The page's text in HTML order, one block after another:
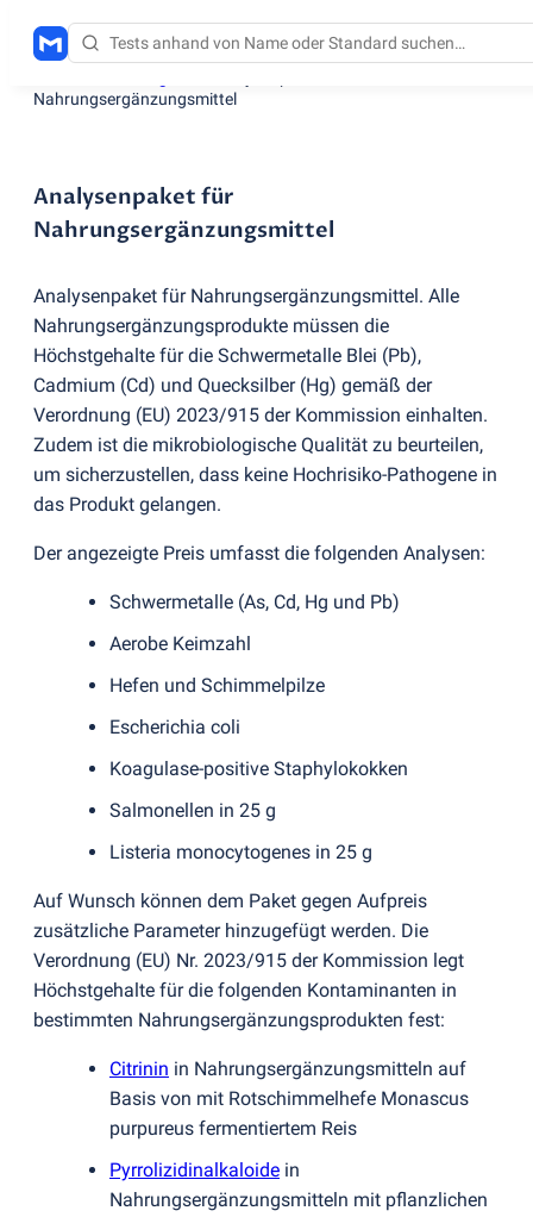
Nahrungsergänzungsmittel
Analysenpaket für
Nahrungsergänzungsmittel
Analysenpaket für Nahrungsergänzungsmittel. Alle
Nahrungsergänzungsprodukte müssen die
Höchstgehalte für die Schwermetalle Blei (Pb),
Cadmium (Cd) und Quecksilber (Hg) gemäß der
Verordnung (EU) 2023/915 der Kommission einhalten.
Zudem ist die mikrobiologische Qualität zu beurteilen,
um sicherzustellen, dass keine Hochrisiko-Pathogene in
das Produkt gelangen.
Der angezeigte Preis umfasst die folgenden Analysen:
Schwermetalle (As, Cd, Hg und Pb)
Aerobe Keimzahl
Hefen und Schimmelpilze
Escherichia coli
Koagulase-positive Staphylokokken
Salmonellen in 25 g
Listeria monocytogenes in 25 g
Auf Wunsch können dem Paket gegen Aufpreis
zusätzliche Parameter hinzugefügt werden. Die
Verordnung (EU) Nr. 2023/915 der Kommission legt
Höchstgehalte für die folgenden Kontaminanten in
bestimmten Nahrungsergänzungsprodukten fest:
Citrinin in Nahrungsergänzungsmitteln auf
Basis von mit Rotschimmelhefe Monascus
purpureus fermentiertem Reis
Pyrrolizidinalkaloide in
Nahrungsergänzungsmitteln mit pflanzlichen